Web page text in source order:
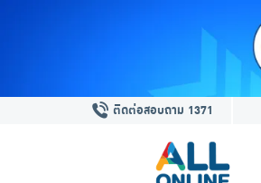
ติดต่อสอบถาม 1371